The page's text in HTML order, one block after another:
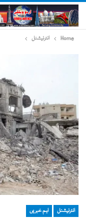
Home انٹرنیشنل
انٹرنیشنل اہم خبریں